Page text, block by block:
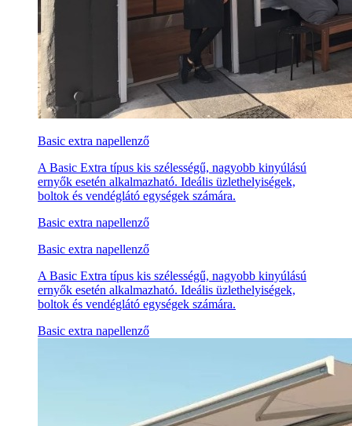
Basic extra napellenző
A Basic Extra típus kis szélességű, nagyobb kinyúlású
ernyők esetén alkalmazható. Ideális üzlethelyiségek,
boltok és vendéglátó egységek számára.
Basic extra napellenző
Basic extra napellenző
A Basic Extra típus kis szélességű, nagyobb kinyúlású
ernyők esetén alkalmazható. Ideális üzlethelyiségek,
boltok és vendéglátó egységek számára.
Basic extra napellenző